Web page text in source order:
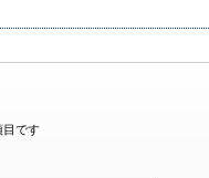
目です